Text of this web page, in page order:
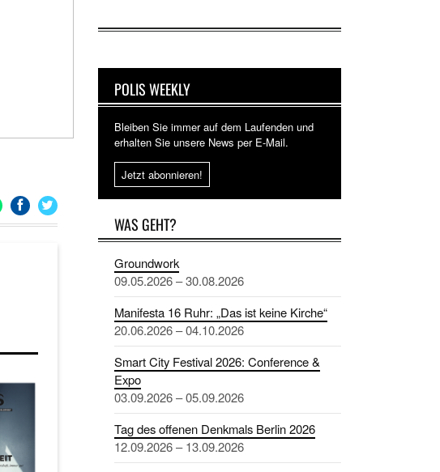
POLIS WEEKLY
Bleiben Sie immer auf dem Laufenden und
erhalten Sie unsere News per E-Mail.
Jetzt abonnieren!
WAS GEHT?
Groundwork
09.05.2026 – 30.08.2026
Manifesta 16 Ruhr: „Das ist keine Kirche“
20.06.2026 – 04.10.2026
Smart City Festival 2026: Conference &
Expo
03.09.2026 – 05.09.2026
Tag des offenen Denkmals Berlin 2026
12.09.2026 – 13.09.2026